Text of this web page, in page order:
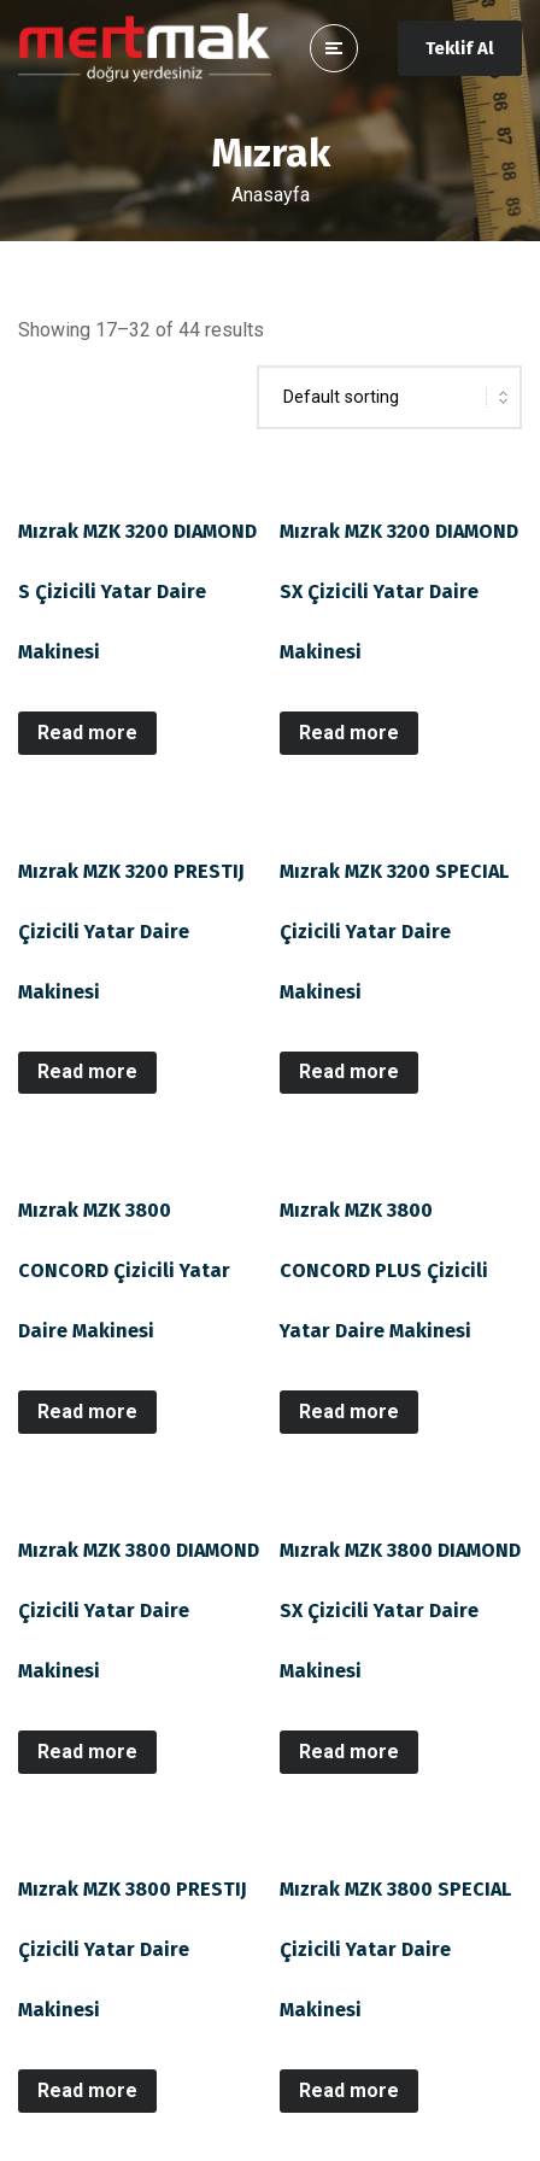
Teklif Al
Mızrak
Anasayfa
Showing 17–32 of 44 results
Mızrak MZK 3200 DIAMOND
S Çizicili Yatar Daire
Makinesi
Read more
Mızrak MZK 3200 DIAMOND
SX Çizicili Yatar Daire
Makinesi
Read more
Mızrak MZK 3200 PRESTIJ
Çizicili Yatar Daire
Makinesi
Read more
Mızrak MZK 3200 SPECIAL
Çizicili Yatar Daire
Makinesi
Read more
Mızrak MZK 3800
CONCORD Çizicili Yatar
Daire Makinesi
Read more
Mızrak MZK 3800
CONCORD PLUS Çizicili
Yatar Daire Makinesi
Read more
Mızrak MZK 3800 DIAMOND
Çizicili Yatar Daire
Makinesi
Read more
Mızrak MZK 3800 DIAMOND
SX Çizicili Yatar Daire
Makinesi
Read more
Mızrak MZK 3800 PRESTIJ
Çizicili Yatar Daire
Makinesi
Read more
Mızrak MZK 3800 SPECIAL
Çizicili Yatar Daire
Makinesi
Read more